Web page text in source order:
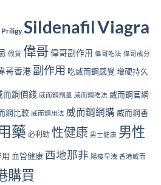
Priligy SildenafilViagra
假貨 偉哥偉哥副作用 偉哥吃法 偉哥成分
哥香港 副作用 吃威而鋼感覺 增硬持久
而鋼價錢 威而鋼劑量 威而鋼吃法 威而鋼官網
鋼比較 威而鋼用法 威而鋼網購 威而鋼香
藥 必利勁 性健康 男士健康 男性
血管健康 西地那非 陽痿早洩 香港威而
購買